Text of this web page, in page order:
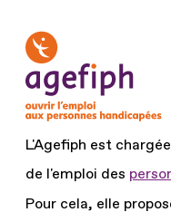
L'Agefiph est
de l'emploi des
Pour cela, elle